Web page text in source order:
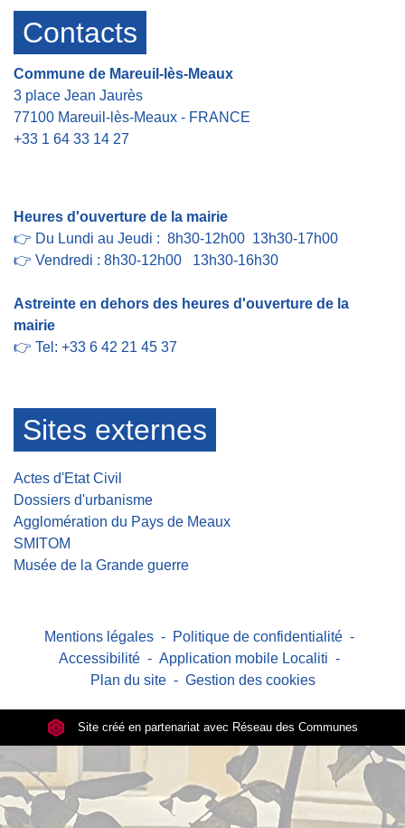
Contacts
Commune de Mareuil-lès-Meaux
3 place Jean Jaurès
77100 Mareuil-lès-Meaux - FRANCE
+33 1 64 33 14 27
Heures d'ouverture de la mairie
👉 Du Lundi au Jeudi : 8h30-12h00 13h30-17h00
👉 Vendredi : 8h30-12h00 13h30-16h30
Astreinte en dehors des heures d'ouverture de la
mairie
👉 Tel: +33 6 42 21 45 37
Sites externes
Actes d'Etat Civil
Dossiers d'urbanisme
Agglomération du Pays de Meaux
SMITOM
Musée de la Grande guerre
Mentions légales - Politique de confidentialité -
Accessibilité - Application mobile Localiti -
Plan du site - Gestion des cookies
Site créé en partenariat avec Réseau des Communes